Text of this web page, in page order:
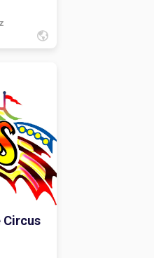
Circus